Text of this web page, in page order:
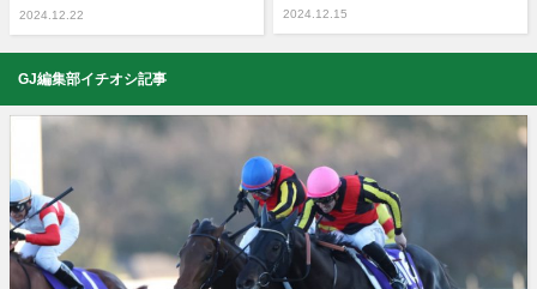
2024.12.22 2024.12.15
GJ編集部イチオシ記事